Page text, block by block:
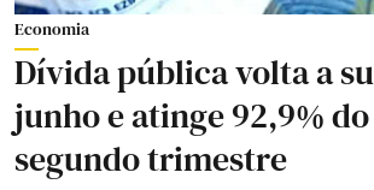
Economia
Dívida pública volta a
junho e atinge 92,9%
segundo trimestre